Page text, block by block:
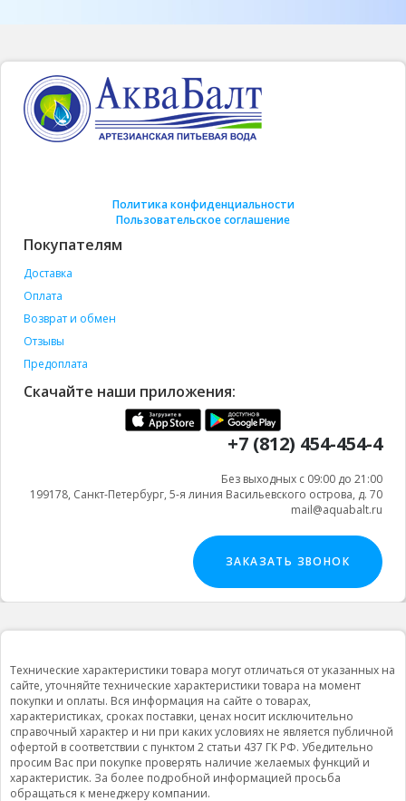
Политика конфиденциальности
Пользовательское соглашение
Покупателям
Доставка
Оплата
Возврат и обмен
Отзывы
Предоплата
Скачайте наши приложения:
+7 (812) 454-454-4
Без выходных с 09:00 до 21:00
199178, Санкт-Петербург, 5-я линия Васильевского острова, д. 70
mail@aquabalt.ru
ЗАКАЗАТЬ ЗВОНОК
Технические характеристики товара могут отличаться от указанных на
сайте, уточняйте технические характеристики товара на момент
покупки и оплаты. Вся информация на сайте о товарах,
характеристиках, сроках поставки, ценах носит исключительно
справочный характер и ни при каких условиях не является публичной
офертой в соответствии с пунктом 2 статьи 437 ГК РФ. Убедительно
просим Вас при покупке проверять наличие желаемых функций и
характеристик. За более подробной информацией просьба
обращаться к менеджеру компании.